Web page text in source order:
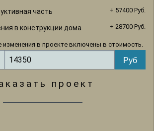
часть + 57400 Руб.
в конструкции дома + 28700 Руб.
в проекте включены в стоимость.
проект